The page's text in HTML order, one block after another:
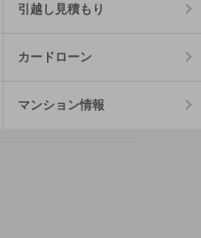
引越し見積もり
カードローン
マンション情報